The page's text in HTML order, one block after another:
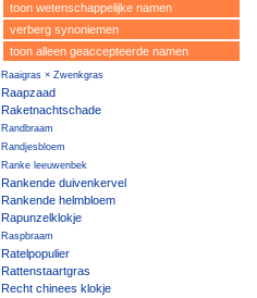
toon wetenschappelijke namen
verberg synoniemen
toon alleen geaccepteerde namen
Raaigras × Zwenkgras
Raapzaad
Raketnachtschade
Randbraam
Randjesbloem
Ranke leeuwenbek
Rankende duivenkervel
Rankende helmbloem
Rapunzelklokje
Raspbraam
Ratelpopulier
Rattenstaartgras
Recht chinees klokje